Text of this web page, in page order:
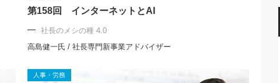
第158回 インターネットとAI
社長のメシの種 4.0
高島健一氏 / 社長専門新事業アドバイザー
人事・労務